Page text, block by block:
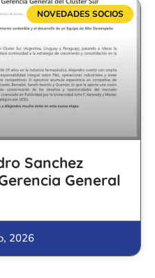
NOVEDADES SOCIOS
Sanchez
General
2026